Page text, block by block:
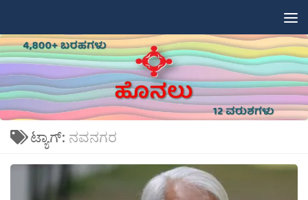
ಟ್ಯಾಗ್: ನವನಗರ